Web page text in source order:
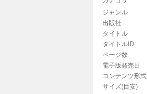
ジャンル
出版社
タイトル
タイトルID
ページ数
電子版発売日
コンテンツ形式
サイズ(目安)